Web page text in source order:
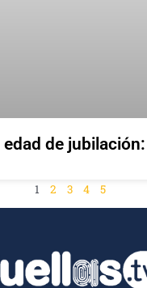
de
1 2 3 4 5